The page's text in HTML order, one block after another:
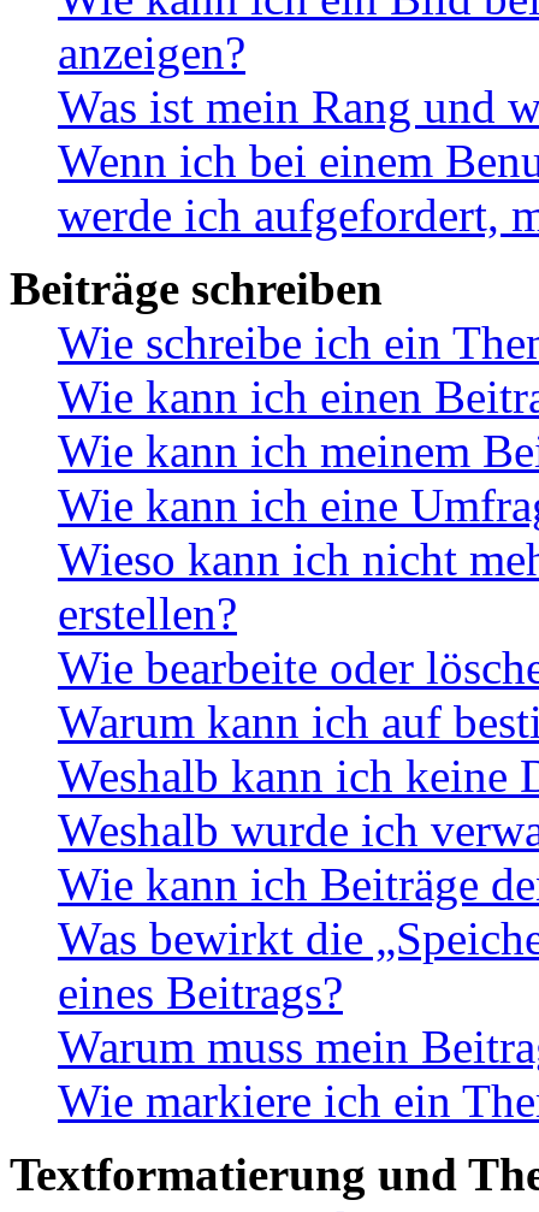
anzeigen?
Was ist mein Rang und
Wenn ich bei einem
werde ich aufgefordert,
Beiträge schreiben
Wie schreibe ich ein
Wie kann ich einen
Wie kann ich meinem
Wie kann ich eine
Wieso kann ich nicht
erstellen?
Wie bearbeite oder
Warum kann ich auf
Weshalb kann ich keine
Weshalb wurde ich
Wie kann ich Beiträge
Was bewirkt die
eines Beitrags?
Warum muss mein
Wie markiere ich ein
Textformatierung und